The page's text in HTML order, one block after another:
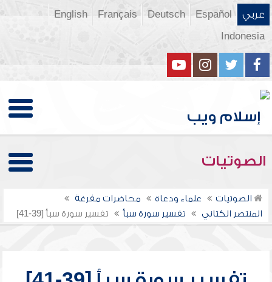
عربي Español
Deutsch
Français
English
Indonesia
الصوتيات
الصوتيات علماء ودعاة
محاضرات مفرغة
المنتصر الكتاني
تفسير سورة سبأ تفسير سورة سبأ [39-41]